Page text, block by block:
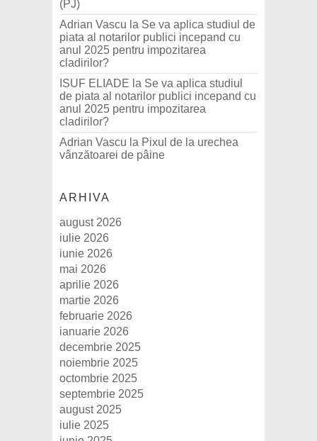
(PJ)
Adrian Vascu la Se va aplica studiul de
piata al notarilor publici incepand cu
anul 2025 pentru impozitarea
cladirilor?
ISUF ELIADE la Se va aplica studiul
de piata al notarilor publici incepand cu
anul 2025 pentru impozitarea
cladirilor?
Adrian Vascu la Pixul de la urechea
vânzătoarei de pâine
ARHIVA
august 2026
iulie 2026
iunie 2026
mai 2026
aprilie 2026
martie 2026
februarie 2026
ianuarie 2026
decembrie 2025
noiembrie 2025
octombrie 2025
septembrie 2025
august 2025
iulie 2025